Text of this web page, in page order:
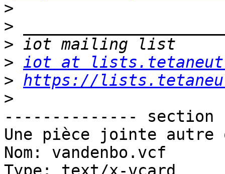
>
>
>
> iot at
> https://
>
-------------- section
Une pièce jointe
Nom: vandenbo.vcf